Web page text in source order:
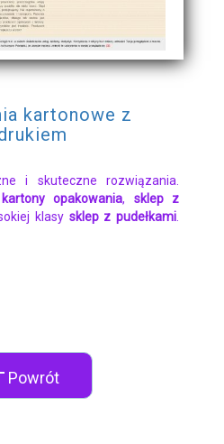
kartonowe z
i skuteczne rozwiązania.
kartony opakowania, sklep z
klasy sklep z pudełkami
Powrót